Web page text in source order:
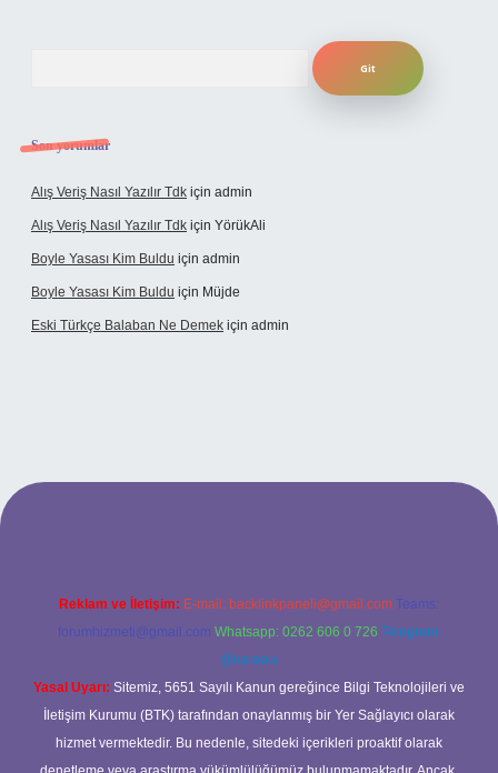
Son yorumlar
Alış Veriş Nasıl Yazılır Tdk için admin
Alış Veriş Nasıl Yazılır Tdk için YörükAli
Boyle Yasası Kim Buldu için admin
Boyle Yasası Kim Buldu için Müjde
Eski Türkçe Balaban Ne Demek için admin
casino
Reklam ve İletişim: E-mail: backlinkpaneli@gmail.com Teams:
forumhizmeti@gmail.com Whatsapp: 0262 606 0 726 Telegram:
@karabul
Yasal Uyarı: Sitemiz, 5651 Sayılı Kanun gereğince Bilgi Teknolojileri ve
İletişim Kurumu (BTK) tarafından onaylanmış bir Yer Sağlayıcı olarak
hizmet vermektedir. Bu nedenle, sitedeki içerikleri proaktif olarak